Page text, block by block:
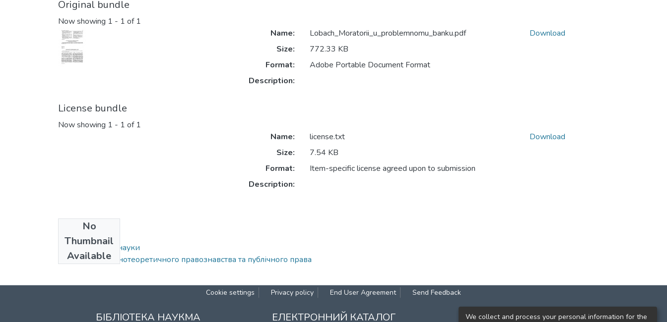
Original bundle
Now showing 1 - 1 of 1
Name:
Lobach_Moratorii_u_problemnomu_banku.pdf
Size:
772.33 KB
Format:
Adobe Portable Document Format
Description:
Download
License bundle
Now showing 1 - 1 of 1
No
Thumbnail
Available
Name:
license.txt
Size:
7.54 KB
Format:
Item-specific license agreed upon to submission
Description:
Download
Collections
090: Юридичні науки
Кафедра загальнотеоретичного правознавства та публічного права
Cookie settings Privacy policy End User Agreement Send Feedback
БІБЛІОТЕКА НАУКМА ЕЛЕКТРОННИЙ КАТАЛОГ КОНТАКТИ
We collect and process your personal information for the